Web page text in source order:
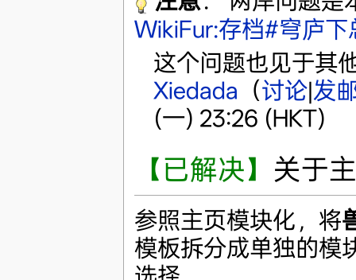
WikiFur:存档#穹庐下
这个问题也见于其
Xiedada （讨论|发
(一) 23:26 (HKT)
【已解决】 关于
参照主页模块化，将
模板拆分成单独的模